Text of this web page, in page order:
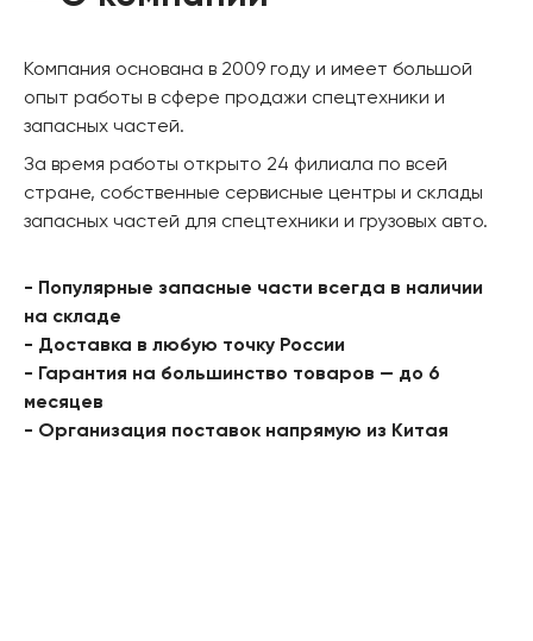
Компания основана в 2009 году и имеет большой
опыт работы в сфере продажи спецтехники и
запасных частей.
За время работы открыто 24 филиала по всей
стране, собственные сервисные центры и склады
запасных частей для спецтехники и грузовых авто.
- Популярные запасные части всегда в наличии
на складе
- Доставка в любую точку России
- Гарантия на большинство товаров — до 6
месяцев
- Организация поставок напрямую из Китая